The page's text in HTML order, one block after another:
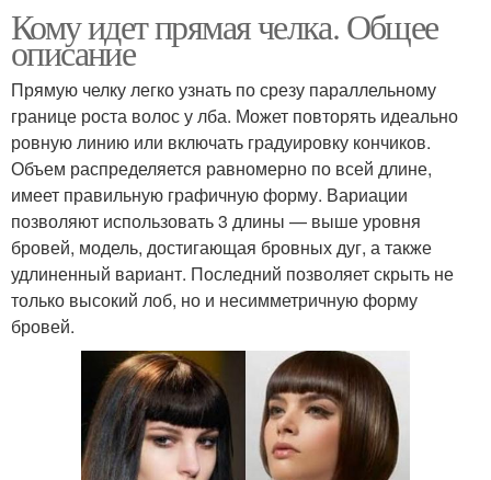
Кому идет прямая челка. Общее
описание
Прямую челку легко узнать по срезу параллельному
границе роста волос у лба. Может повторять идеально
ровную линию или включать градуировку кончиков.
Объем распределяется равномерно по всей длине,
имеет правильную графичную форму. Вариации
позволяют использовать 3 длины — выше уровня
бровей, модель, достигающая бровных дуг, а также
удлиненный вариант. Последний позволяет скрыть не
только высокий лоб, но и несимметричную форму
бровей.